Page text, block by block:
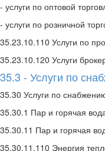
- услуги по оптовой
- услуги по розничной
35.23.10.110 Услуги по
35.23.10.120 Услуги
35.3 - Услуги по
35.30 Услуги по
35.30.1 Пар и горячая
35.30.11 Пар и горячая
35.30.11.110 Энергия